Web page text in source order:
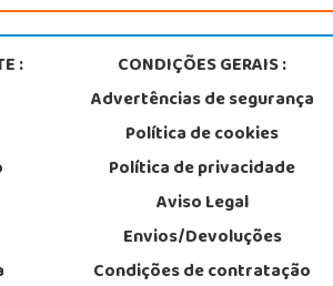
:
CONDIÇÕES GERAIS :
Advertências de segurança
Política de cookies
Política de privacidade
Aviso Legal
Envios/Devoluções
Condições de contratação